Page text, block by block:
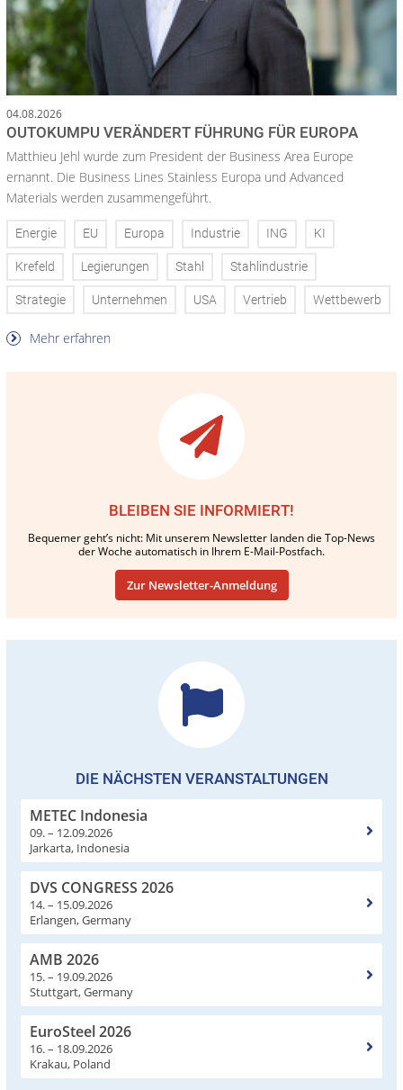
04.08.2026
OUTOKUMPU VERÄNDERT FÜHRUNG FÜR EUROPA
Matthieu Jehl wurde zum President der Business Area Europe
ernannt. Die Business Lines Stainless Europa und Advanced
Materials werden zusammengeführt.
Energie EU Europa Industrie ING KI
Krefeld Legierungen Stahl Stahlindustrie
Strategie Unternehmen USA Vertrieb Wettbewerb
Mehr erfahren
BLEIBEN SIE INFORMIERT!
Bequemer geht’s nicht: Mit unserem Newsletter landen die Top-News
der Woche automatisch in Ihrem E-Mail-Postfach.
Zur Newsletter-Anmeldung
DIE NÄCHSTEN VERANSTALTUNGEN
METEC Indonesia
09. – 12.09.2026
Jarkarta, Indonesia
DVS CONGRESS 2026
14. – 15.09.2026
Erlangen, Germany
AMB 2026
15. – 19.09.2026
Stuttgart, Germany
EuroSteel 2026
16. – 18.09.2026
Krakau, Poland